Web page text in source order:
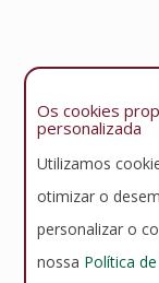
Os cookies
personalizada
Utilizamos
otimizar o
personalizar o
nossa Política